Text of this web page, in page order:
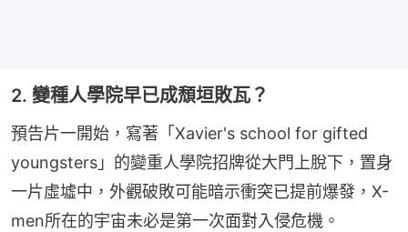
2. 變種人學院早已成頹垣敗瓦？
預告片一開始，寫著「Xavier's school for gifted
youngsters」的變重人學院招牌從大門上脫下，置身
一片虛墟中，外觀破敗可能暗示衝突已提前爆發，X-
men所在的宇宙未必是第一次面對入侵危機。